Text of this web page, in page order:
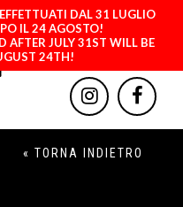
DAL 31 LUGLIO
IL 24 AGOSTO!
AFTER JULY 31ST WILL BE
24TH!
« TORNA INDIETRO